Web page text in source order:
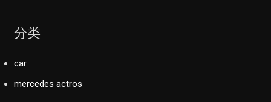
分类
car
mercedes actros